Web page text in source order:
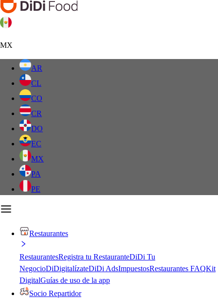
MX
AR
CL
CO
CR
DO
EC
MX
PA
PE
Restaurantes
RestaurantesRegistra tu RestauranteDiDi Tu
NegocioDiDigitalízateDiDi AdsImpuestosRestaurantes FAQKit
DigitalGuías de uso de la app
Socio Repartidor